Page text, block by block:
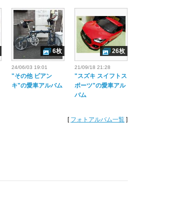
24/06/03 19:01
"その他 ビアン
キ"の愛車アルバム
6枚
21/09/18 21:28
"スズキ スイフトス
ポーツ"の愛車アル
バム
26枚
[ フォトアルバム一覧 ]